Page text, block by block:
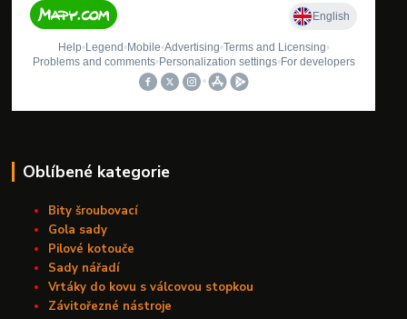
Oblíbené kategorie
Bity šroubovací
Gola sady
Pilové kotouče
Sady nářadí
Vrtáky do kovu s válcovou stopkou
Závitořezné nástroje